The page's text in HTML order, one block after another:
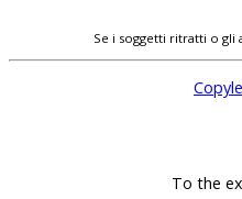
Se i soggetti ritratti o gli
To the